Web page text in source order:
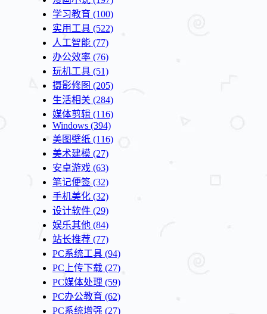
学习教育 (100)
实用工具 (522)
人工智能 (77)
办公效率 (76)
玩机工具 (51)
摄影修图 (205)
生活相关 (284)
媒体剪辑 (116)
Windows (394)
美图壁纸 (116)
美术建模 (27)
安卓游戏 (63)
笔记便签 (32)
手机美化 (32)
设计软件 (29)
娱乐其他 (84)
站长推荐 (77)
PC系统工具 (94)
PC上传下载 (27)
PC媒体处理 (59)
PC办公教育 (62)
PC系统增强 (27)